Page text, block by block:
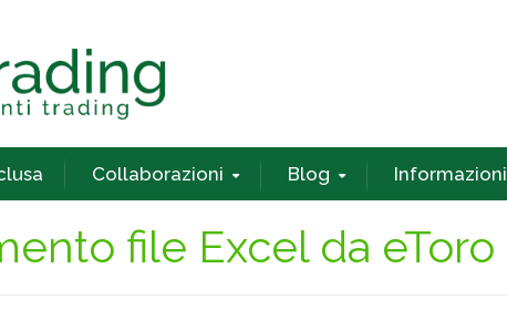
Collaborazioni Blog Informazioni
file Excel da eToro